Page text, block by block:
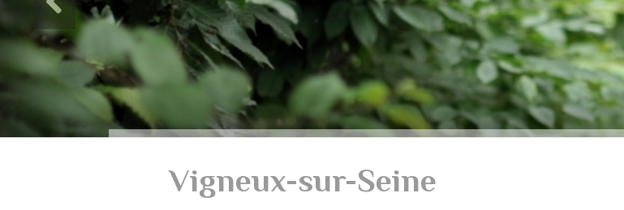
Vigneux-sur-Seine